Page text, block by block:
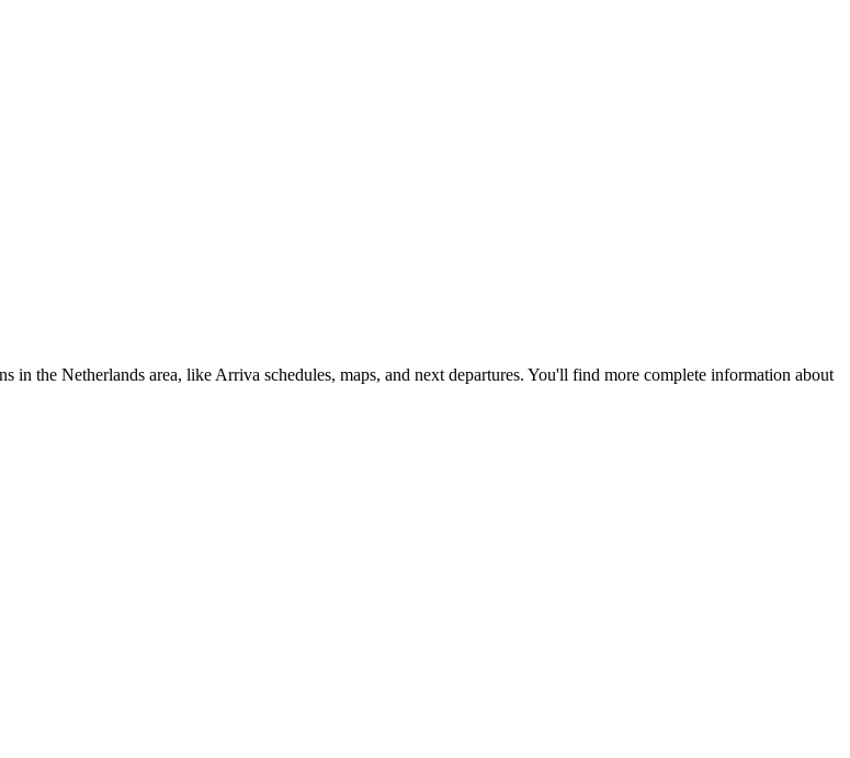
the Netherlands area, like Arriva schedules, maps, and next departures. You'll find more complete information about